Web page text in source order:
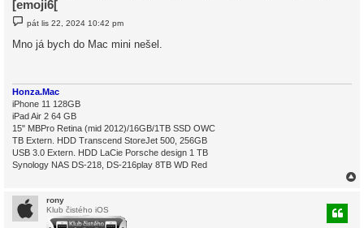
[emoji6[
s
e
k
pát lis 22, 2024 10:42 pm
Mno já bych do Mac mini nešel.
Honza.Mac
iPhone 11 128GB
iPad Air 2 64 GB
15" MBPro Retina (mid 2012)/16GB/1TB SSD OWC
TB Extern. HDD Transcend StoreJet 500, 256GB
USB 3.0 Extern. HDD LaCie Porsche design 1 TB
Synology NAS DS-218, DS-216play 8TB WD Red
rony
Klub čistého iOS